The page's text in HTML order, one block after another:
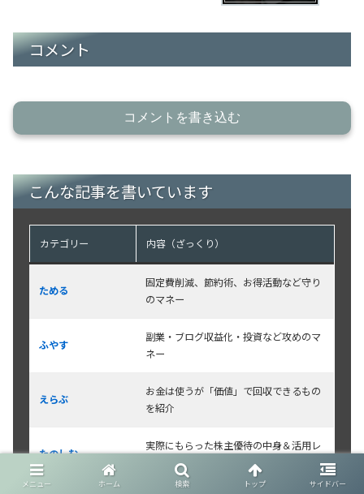
コメント
コメントを書き込む
こんな記事を書いています
カテゴリー 内容（ざっくり）
ためる
固定費削減、節約術、お得活動など守り
のマネー
ふやす
副業・ブログ収益化・投資など攻めのマ
ネー
えらぶ
お金は使うが「価値」で回収できるもの
を紹介
たのしむ
実際にもらった株主優待の中身＆活用レ
メニュー ホーム 検索 トップ サイドバー